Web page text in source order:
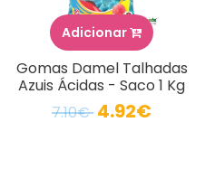
Adicionar
Gomas Damel Talhadas
Azuis Ácidas - Saco 1 Kg
7.10€ 4.92€